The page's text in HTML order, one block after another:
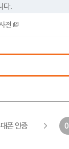
다.
전
폰 인증